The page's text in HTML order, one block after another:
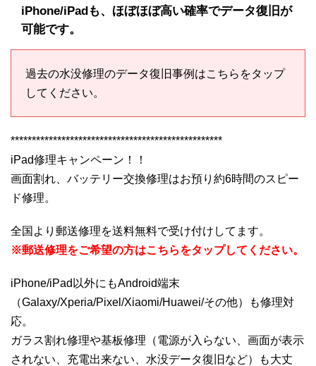
iPhone/iPadも、ほぼほぼ高い確率でデータ復旧が
可能です。
過去の水没修理のデータ復旧事例はこちらをタップ
してください。
**************************************************
iPad修理キャンペーン！！
画面割れ、バッテリー交換修理はお預り約6時間のスピー
ド修理。
全国より郵送修理を送料無料で受け付けしてます。
※郵送修理をご希望の方はこちらをタップしてください。
iPhone/iPad以外にもAndroid端末
（Galaxy/Xperia/Pixel/Xiaomi/Huawei/その他）も修理対
応。
ガラス割れ修理や基板修理（電源が入らない、画面が表示
されない、充電出来ない、水没データ復旧など）も大丈